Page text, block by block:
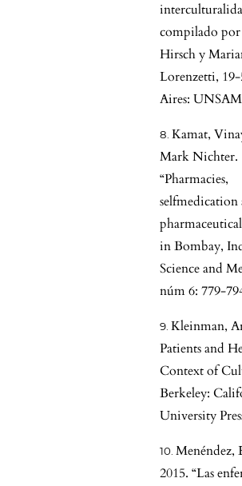
compilado
Hirsch y
Lorenzetti,
Aires:
Kamat,
Mark Nichter.
“Pharmacies,
selfmedication
in Bombay,
Science and
núm 6: 779-
Kleinman,
Patients and
Context of
Berkeley:
University
Menéndez,
2015. “Las